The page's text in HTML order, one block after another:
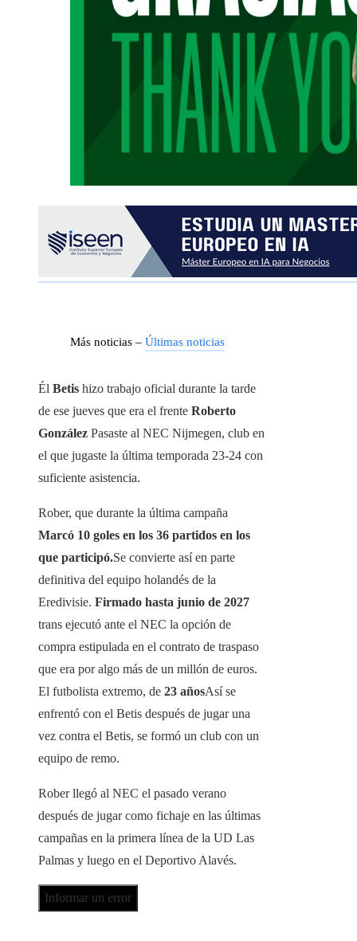
Más noticias – Últimas noticias
Él Betis hizo trabajo oficial durante la tarde
de ese jueves que era el frente Roberto
González Pasaste al NEC Nijmegen, club en
el que jugaste la última temporada 23-24 con
suficiente asistencia.
Rober, que durante la última campaña
Marcó 10 goles en los 36 partidos en los
que participó.Se convierte así en parte
definitiva del equipo holandés de la
Eredivisie. Firmado hasta junio de 2027
trans ejecutó ante el NEC la opción de
compra estipulada en el contrato de traspaso
que era por algo más de un millón de euros.
El futbolista extremo, de 23 añosAsí se
enfrentó con el Betis después de jugar una
vez contra el Betis, se formó un club con un
equipo de remo.
Rober llegó al NEC el pasado verano
después de jugar como fichaje en las últimas
campañas en la primera línea de la UD Las
Palmas y luego en el Deportivo Alavés.
Informar un error